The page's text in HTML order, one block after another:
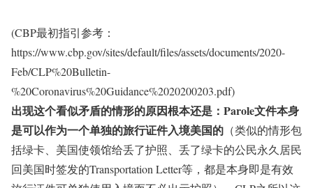
(CBP最初指引参考：
https://www.cbp.gov/sites/default/files/assets/documents/2020-
Feb/CLP%20Bulletin-
%20Coronavirus%20Guidance%2020200203.pdf)
出现这个看似矛盾的情形的原因根本还是：Parole文件本身
是可以作为一个单独的旅行证件入境美国的 （类似的情形包
括绿卡、美国使领馆给丢了护照、丢了绿卡的公民永久居民
回美国时签发的Transportation Letter等，都是本身即是有效